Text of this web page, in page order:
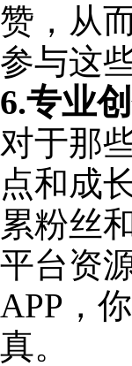
赞，从
参与这
6.专业
对于那
点和成
累粉丝
平台资
APP，
真。